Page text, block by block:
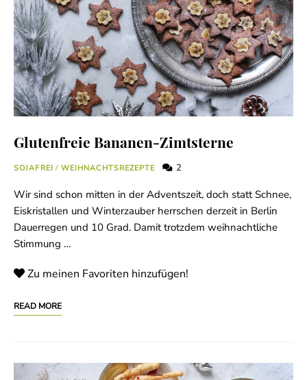
Glutenfreie Bananen-Zimtsterne
SOJAFREI / WEIHNACHTSREZEPTE 2
Wir sind schon mitten in der Adventszeit, doch statt Schnee,
Eiskristallen und Winterzauber herrschen derzeit in Berlin
Dauerregen und 10 Grad. Damit trotzdem weihnachtliche
Stimmung …
Zu meinen Favoriten hinzufügen!
READ MORE